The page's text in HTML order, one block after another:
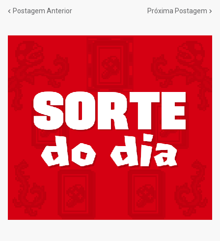
Postagem Anterior Próxima Postagem